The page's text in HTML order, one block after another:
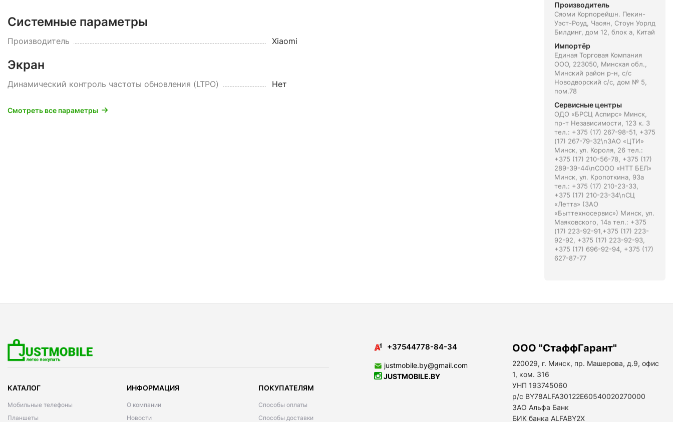
Системные параметры
Производитель Xiaomi
Экран
Динамический контроль частоты обновления (LTPO) Нет
Смотреть все параметры
Производитель
Сяоми Корпорейшн. Пекин-
Уэст-Роуд, Чаоян, Стоун Уорлд
Билдинг, дом 12, блок а, Китай
Импортёр
Единая Торговая Компания
ООО, 223050, Минская обл.,
Минский район р-н, с/с
Новодворский с/с, дом № 5,
пом.78
Сервисные центры
ОДО «БРСЦ Аспирс» Минск,
пр-т Независимости, 123 к. 3
тел.: +375 (17) 267-98-51, +375
(17) 267-79-32\nЗАО «ЦТИ»
Минск, ул. Короля, 26 тел.:
+375 (17) 210-56-78, +375 (17)
289-39-44\nСООО «НТТ БЕЛ»
Минск, ул. Кропоткина, 93а
тел.: +375 (17) 210-23-33,
+375 (17) 210-23-34\nСЦ
«Летта» (ЗАО
«Быттехносервис») Минск, ул.
Маяковского, 14а тел.: +375
(17) 223-92-91,+375 (17) 223-
92-92, +375 (17) 223-92-93,
+375 (17) 696-92-94, +375 (17)
627-87-77
КАТАЛОГ
Мобильные телефоны
Планшеты
ИНФОРМАЦИЯ
О компании
Новости
ПОКУПАТЕЛЯМ
Способы оплаты
Способы доставки
+37544778-84-34
justmobile.by@gmail.com
JUSTMOBILE.BY
ООО "СтаффГарант"
220029, г. Минск, пр. Машерова, д.9, офис
1, ком. 316
УНП 193745060
р/с BY78ALFA30122E60540020270000
ЗАО Альфа Банк
БИК банка ALFABY2X